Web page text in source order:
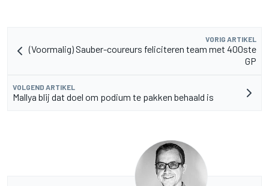
VORIG ARTIKEL
(Voormalig) Sauber-coureurs feliciteren team met 400ste
GP
VOLGEND ARTIKEL
Mallya blij dat doel om podium te pakken behaald is